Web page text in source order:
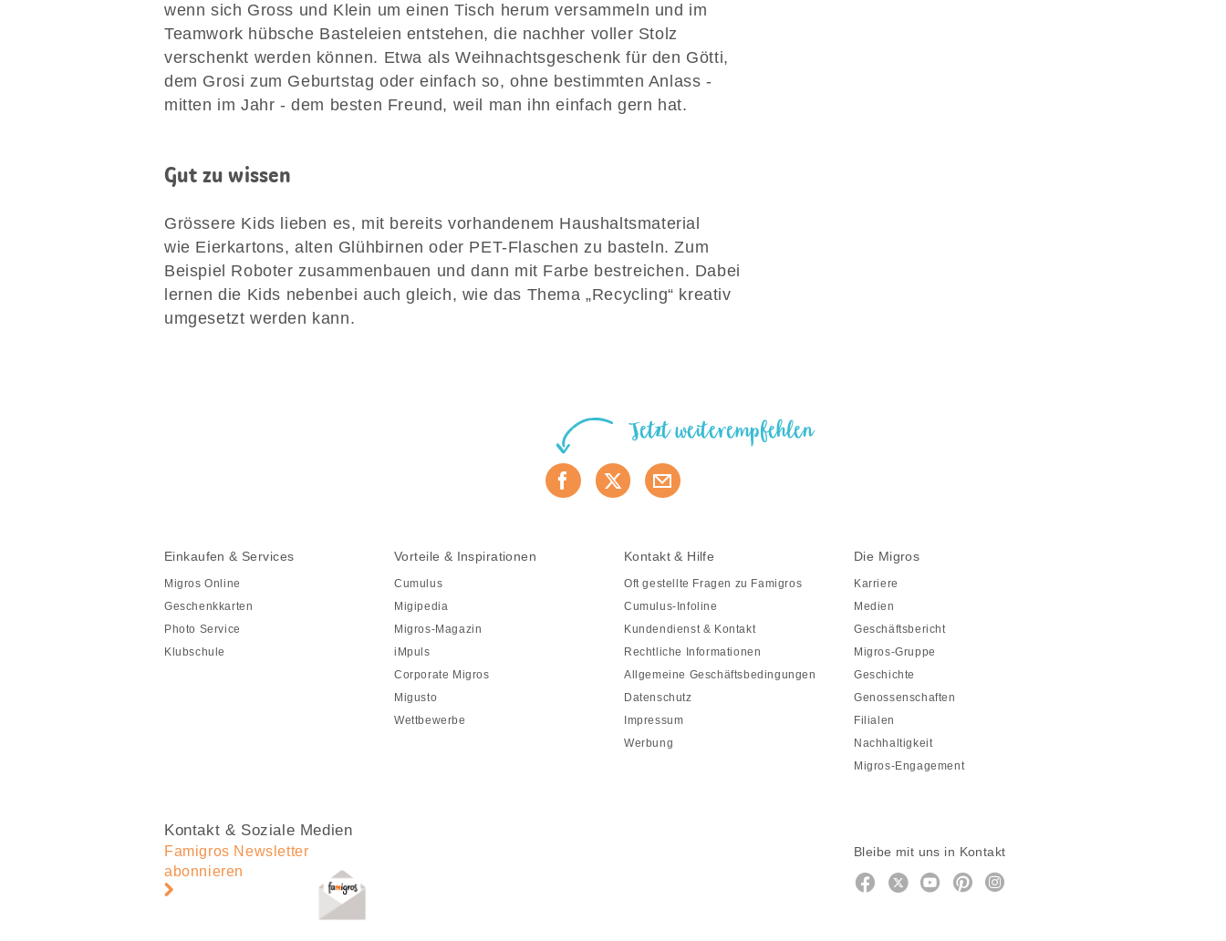
wenn sich Gross und Klein um einen Tisch herum versammeln und im
Teamwork hübsche Basteleien entstehen, die nachher voller Stolz
verschenkt werden können. Etwa als Weihnachtsgeschenk für den Götti,
dem Grosi zum Geburtstag oder einfach so, ohne bestimmten Anlass -
mitten im Jahr - dem besten Freund, weil man ihn einfach gern hat.
Gut zu wissen
Grössere Kids lieben es, mit bereits vorhandenem Haushaltsmaterial
wie Eierkartons, alten Glühbirnen oder PET-Flaschen zu basteln. Zum
Beispiel Roboter zusammenbauen und dann mit Farbe bestreichen. Dabei
lernen die Kids nebenbei auch gleich, wie das Thema „Recycling“ kreativ
umgesetzt werden kann.
Jetzt weiterempfehlen
Einkaufen & Services
Migros Online
Geschenkkarten
Photo Service
Klubschule
Vorteile & Inspirationen
Cumulus
Migipedia
Migros-Magazin
iMpuls
Corporate Migros
Migusto
Wettbewerbe
Kontakt & Hilfe
Oft gestellte Fragen zu Famigros
Cumulus-Infoline
Kundendienst & Kontakt
Rechtliche Informationen
Allgemeine Geschäftsbedingungen
Datenschutz
Impressum
Werbung
Die Migros
Karriere
Medien
Geschäftsbericht
Migros-Gruppe
Geschichte
Genossenschaften
Filialen
Nachhaltigkeit
Migros-Engagement
Kontakt & Soziale Medien
Famigros Newsletter
abonnieren
Bleibe mit uns in Kontakt
Facebook
https://twitter.com/migros
https://www.youtube.com/user/
PinterestInstagram